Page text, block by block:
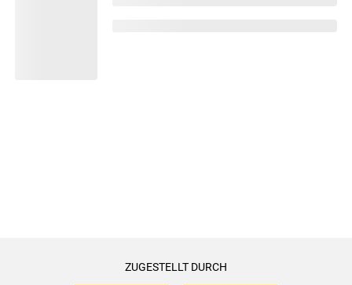
ZUGESTELLT DURCH